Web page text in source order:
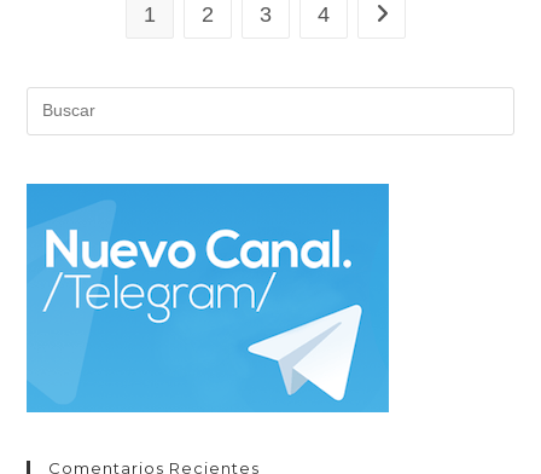
Ejemplos
1 2 3 4 Ir a la página
Comentarios Recientes